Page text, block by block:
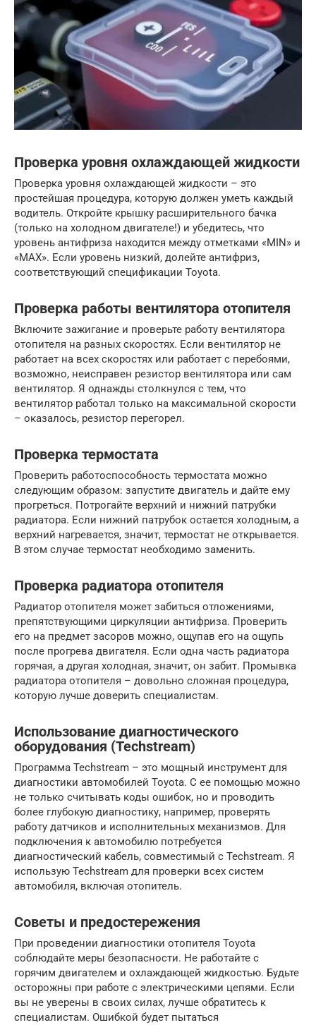
Проверка уровня охлаждающей жидкости
Проверка уровня охлаждающей жидкости – это
простейшая процедура, которую должен уметь каждый
водитель. Откройте крышку расширительного бачка
(только на холодном двигателе!) и убедитесь, что
уровень антифриза находится между отметками «MIN» и
«MAX». Если уровень низкий, долейте антифриз,
соответствующий спецификации Toyota.
Проверка работы вентилятора отопителя
Включите зажигание и проверьте работу вентилятора
отопителя на разных скоростях. Если вентилятор не
работает на всех скоростях или работает с перебоями,
возможно, неисправен резистор вентилятора или сам
вентилятор. Я однажды столкнулся с тем, что
вентилятор работал только на максимальной скорости
– оказалось, резистор перегорел.
Проверка термостата
Проверить работоспособность термостата можно
следующим образом: запустите двигатель и дайте ему
прогреться. Потрогайте верхний и нижний патрубки
радиатора. Если нижний патрубок остается холодным, а
верхний нагревается, значит, термостат не открывается.
В этом случае термостат необходимо заменить.
Проверка радиатора отопителя
Радиатор отопителя может забиться отложениями,
препятствующими циркуляции антифриза. Проверить
его на предмет засоров можно, ощупав его на ощупь
после прогрева двигателя. Если одна часть радиатора
горячая, а другая холодная, значит, он забит. Промывка
радиатора отопителя – довольно сложная процедура,
которую лучше доверить специалистам.
Использование диагностического
оборудования (Techstream)
Программа Techstream – это мощный инструмент для
диагностики автомобилей Toyota. С ее помощью можно
не только считывать коды ошибок, но и проводить
более глубокую диагностику, например, проверять
работу датчиков и исполнительных механизмов. Для
подключения к автомобилю потребуется
диагностический кабель, совместимый с Techstream. Я
использую Techstream для проверки всех систем
автомобиля, включая отопитель.
Советы и предостережения
При проведении диагностики отопителя Toyota
соблюдайте меры безопасности. Не работайте с
горячим двигателем и охлаждающей жидкостью. Будьте
осторожны при работе с электрическими цепями. Если
вы не уверены в своих силах, лучше обратитесь к
специалистам. Ошибкой будет пытаться